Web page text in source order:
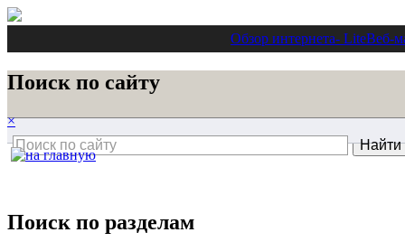
Обзор интернета- LiteВеб-
Поиск по сайту
×
Поиск по разделам